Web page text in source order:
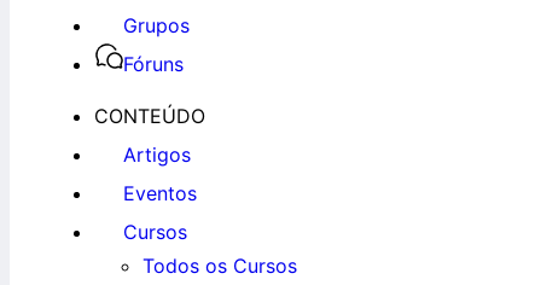
Grupos
Fóruns
CONTEÚDO
Artigos
Eventos
Cursos
Todos os Cursos